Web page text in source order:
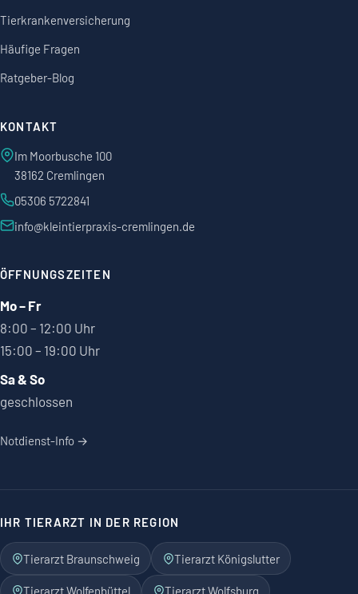
Tierkrankenversicherung
Häufige Fragen
Ratgeber-Blog
KONTAKT
Im Moorbusche 100
38162 Cremlingen
05306 5722841
info@kleintierpraxis-cremlingen.de
ÖFFNUNGSZEITEN
Mo – Fr
8:00 – 12:00 Uhr
15:00 – 19:00 Uhr
Sa & So
geschlossen
Notdienst-Info →
IHR TIERARZT IN DER REGION
Tierarzt Braunschweig Tierarzt Königslutter
Tierarzt Wolfenbüttel Tierarzt Wolfsburg